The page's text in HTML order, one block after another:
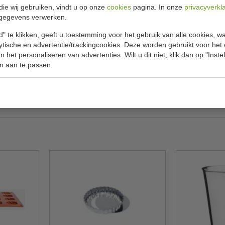
wij gebruiken, vindt u op onze cookies pagina. In onze
verwerken.
te klikken, geeft u toestemming voor het gebruik van alle cookies,
en advertentie/trackingcookies. Deze worden gebruikt voor het
het personaliseren van advertenties. Wilt u dit niet, klik dan op
aan te passen.
Vogue. De vorm is ideaal voor het bakken
of zelfs als voorgerecht. Omdat de vorm is
geschikt voor continu gebruik in een drukke
Model
H x B x D